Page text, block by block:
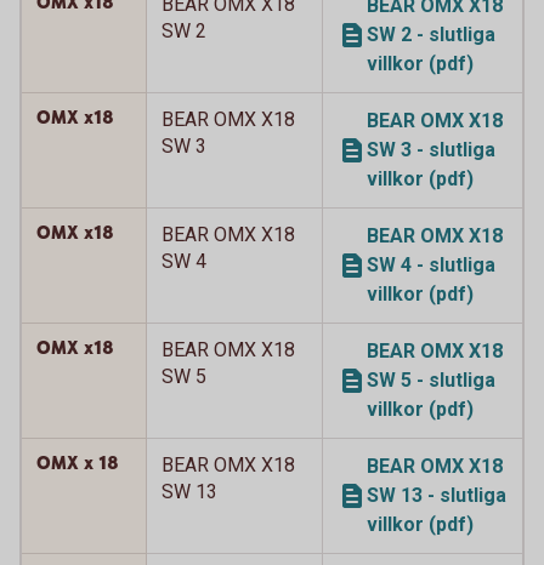
SW 2
BEAR OMX X18
SW 2 - slutliga
villkor (pdf)
OMX x18
BEAR OMX X18
SW 3
BEAR OMX X18
SW 3 - slutliga
villkor (pdf)
OMX x18
BEAR OMX X18
SW 4
BEAR OMX X18
SW 4 - slutliga
villkor (pdf)
OMX x18
BEAR OMX X18
SW 5
BEAR OMX X18
SW 5 - slutliga
villkor (pdf)
OMX x 18
BEAR OMX X18
SW 13
BEAR OMX X18
SW 13 - slutliga
villkor (pdf)